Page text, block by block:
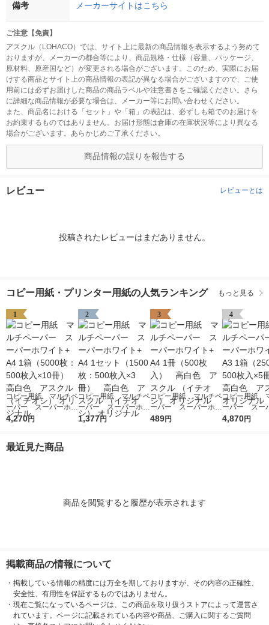
備考 メーカーサイトはこちら
ご注意【免責】
アスクル（LOHACO）では、サイト上に最新の商品情報を表示するよう努めて
おりますが、メーカーの都合等により、商品規格・仕様（容量、パッケージ、
原材料、原産国など）が変更される場合がございます。このため、実際にお届
けする商品とサイト上の商品情報の表記が異なる場合がございますので、ご使
用前には必ずお届けした商品の商品ラベルや注意書きをご確認ください。さら
に詳細な商品情報が必要な場合は、メーカー等にお問い合わせください。
また、商品名における「セット」や「箱」の表記は、必ずしも箱でのお届けを
お約束するものではありません。お届け形態は倉庫の在庫状況等により異なる
場合がございます。あらかじめご了承ください。
商品情報の誤りを報告する
レビュー レビューとは
投稿されたレビューはまだありません。
コピー用紙・プリンター用紙の人気ランキング もっと見る
1
コピー用紙 マルチペ
ーパー スーパーホワ
イト+ A4 1箱（5000
（イチオシ） オリジ
4,270円
2
コピー用紙 マルチペ
ーパー スーパーホワ
イト+ A4 1セット
1,377円
3
コピー用紙 マルチペ
ーパー スーパーホワ
イト+ A4 1冊（500
489円
4
コピー用紙
ーパー スー
イト+ A3 1
4,870円
最近見た商品
商品を閲覧すると履歴が表示されます
掲載商品の情報について
・ 掲載している情報の精度には万全を期しておりますが、その内容の正確性、
安全性、有用性を保証するものではありません。
・ 現在ご覧になっているページは、この商品を取り扱うストアによって運営さ
れています。ページに記載されている内容や商品、ご購入に関するご質問